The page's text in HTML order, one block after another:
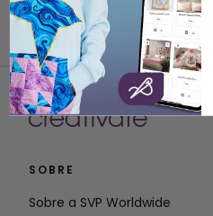
SOBRE
Sobre a SVP Worldwide